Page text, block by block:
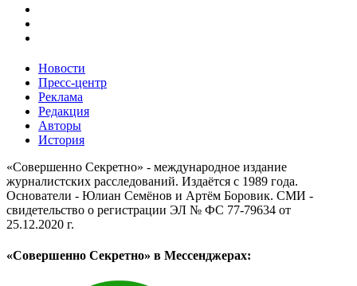
Новости
Пресс-центр
Реклама
Редакция
Авторы
История
«Совершенно Секретно» - международное издание
журналистских расследований. Издаётся с 1989 года.
Основатели - Юлиан Семёнов и Артём Боровик. CМИ -
свидетельство о регистрации ЭЛ № ФС 77-79634 от
25.12.2020 г.
«Совершенно Секретно» в Мессенджерах: